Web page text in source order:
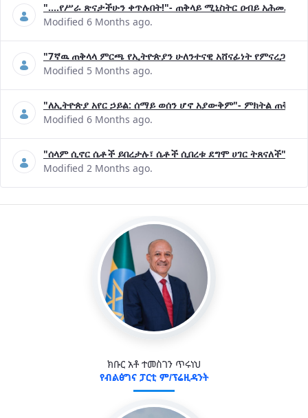
"....የሥራ ጽናታችሁን ቀጥሉበት!"- ጠቅላይ ሚኒስትር ዐብይ አሕመድ (ዶ/
Modified 6 Months ago.
"7ኛዉ ጠቅላላ ምርጫ የኢትዮጵያን ሁለንተናዊ አሸናፊነት
Modified 5 Months ago.
"ለኢትዮጵያ አየር ኃይል: ሰማይ ወሰን ሆኖ አያውቅም"- ምክትል ጠቅላይ
Modified 6 Months ago.
"ሰላም ሲኖር ሴቶች ይበረታሉ፣ ሴቶች ሲበረቱ ደግሞ ሀገር ትጸናለች"-
Modified 2 Months ago.
ክቡር አቶ ተመስገን ጥሩነህ
የብልፅግና ፓርቲ ም/ፕሬዚዳንት